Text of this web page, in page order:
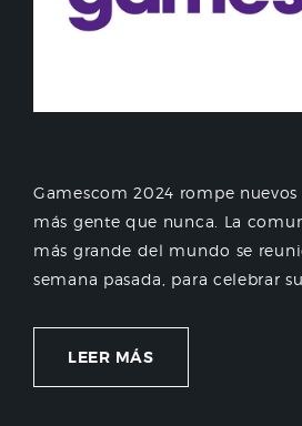
Gamescom 2024 rompe
más gente que nunca. La
más grande del mundo se
semana pasada, para celebrar su
LEER MÁS